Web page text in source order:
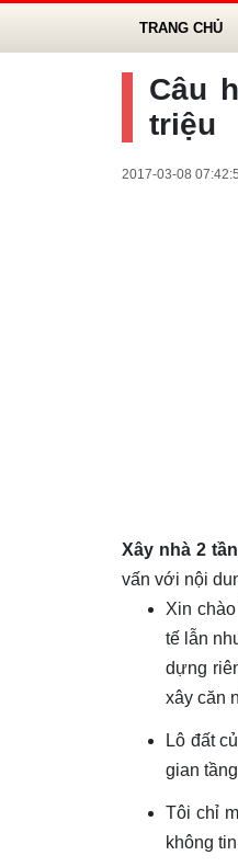
TRANG CHỦ
Câu
triệu
2017-03-08
Xây nhà 2
vấn với nội
Xin
tế lẫn
dựng
xây căn
Lô đất
gian
Tôi chỉ
không